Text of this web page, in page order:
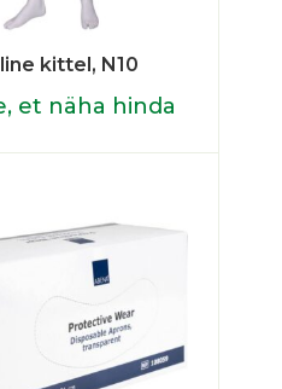
kittel, N10
et näha hinda